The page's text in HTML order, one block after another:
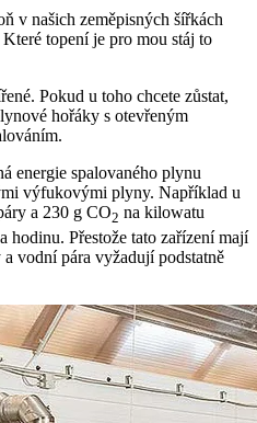
v našich zeměpisných šířkách
topení je pro mou stáj to
Pokud u toho chcete zůstat,
hořáky s otevřeným
energie spalovaného plynu
výfukovými plyny. Například u
a 230 g CO2 na kilowatu
hodinu. Přestože tato zařízení mají
vodní pára vyžadují podstatně